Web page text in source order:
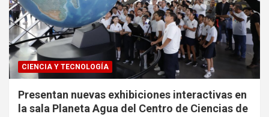
CIENCIA Y TECNOLOGÍA
Presentan nuevas exhibiciones interactivas en
la sala Planeta Agua del Centro de Ciencias de